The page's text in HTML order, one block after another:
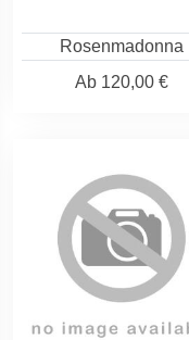
Rosenmadonna
Ab 120,00 €